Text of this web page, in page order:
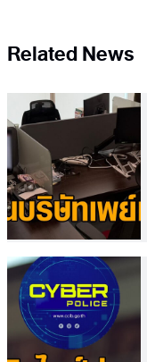
Related News